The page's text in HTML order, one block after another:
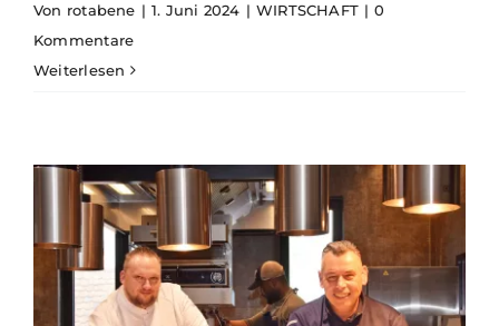
Von rotabene | 1. Juni 2024 | WIRTSCHAFT | 0
Kommentare
Weiterlesen